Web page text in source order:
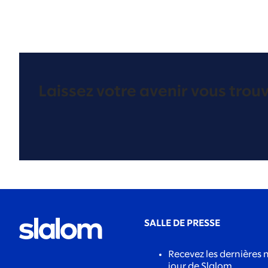
Laissez votre avenir vous
SALLE DE PRESSE
Recevez les dernières